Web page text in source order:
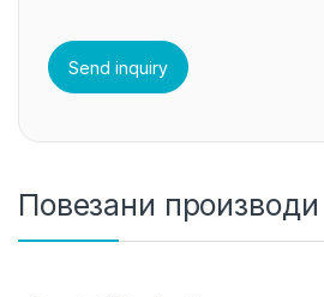
Повезани производи